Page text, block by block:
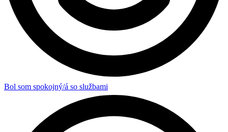
Bol som spokojný/á so službami